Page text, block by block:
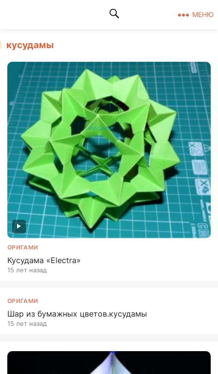
МЕНЮ
кусудамы
ОРИГАМИ
Кусудама «Electra»
15 лет назад
ОРИГАМИ
Шар из бумажных цветов.кусудамы
15 лет назад